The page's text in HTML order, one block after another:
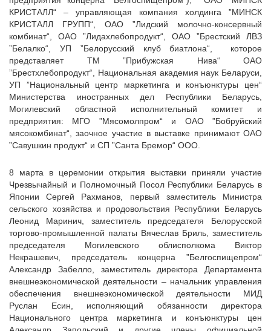
КРИСТАЛЛ“ – управляющая компания холдинга ”МИНСК
КРИСТАЛЛ ГРУПП“, ОАО ”Лидский молочно-консервный
комбинат“, ОАО ”Лидахлебопродукт“, ОАО ”Брестский ЛВЗ
”Белалко“, УП ”Белорусский клуб биатлона“, которое
представляет ТМ ”Прибужская Нива“ ОАО
”Брестхлебопродукт“, Национальная академия наук Беларуси,
УП ”Национальный центр маркетинга и конъюнктуры цен“
Министерства иностранных дел Республики Беларусь,
Могилевский областной исполнительный комитет и
предприятия: МГО ”Мясомолпром“ и ОАО ”Бобруйский
мясокомбинат“, заочное участие в выставке принимают ОАО
”Савушкин продукт“ и СП ”Санта Бремор“ ООО.
8 марта в церемонии открытия выставки приняли участие
Чрезвычайный и Полномочный Посол Республики Беларусь в
Японии Сергей Рахманов, первый заместитель Министра
сельского хозяйства и продовольствия Республики Беларусь
Леонид Маринич, заместитель председателя Белорусской
торгово-промышленной палаты Вячеслав Бриль, заместитель
председателя Могилевского облисполкома Виктор
Некрашевич, председатель концерна ”Белгоспищепром“
Александр Забелло, заместитель директора Департамента
внешнеэкономической деятельности – начальник управления
обеспечения внешнеэкономической деятельности МИД
Руслан Есин, исполняющий обязанности директора
Национального центра маркетинга и конъюнктуры цен